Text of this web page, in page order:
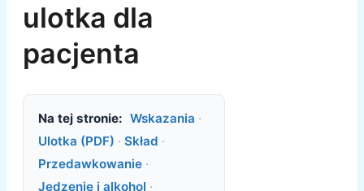
ulotka dla
pacjenta
Na tej stronie: Wskazania ·
Ulotka (PDF) · Skład ·
Przedawkowanie ·
Jedzenie i alkohol ·